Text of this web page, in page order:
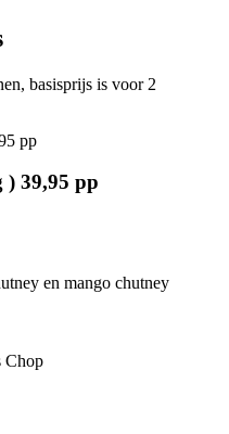
basisprijs is voor 2
) 39,95 pp
en mango chutney
Chop